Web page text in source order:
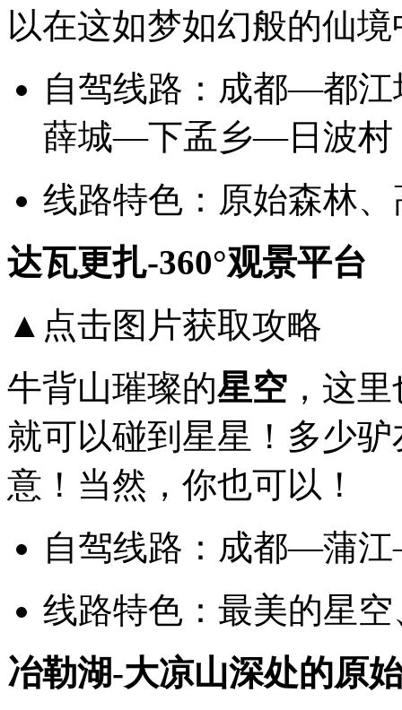
浪
了
吗？
能
点
拇
指
起
2-
天
出
游
攻
略，
条
喜
然
后
以在这如梦如幻般的仙
自驾线路：成都—都
薛城—下孟乡—日波村
线路特色：原始森林
达瓦更扎-360°观景平台
▲点击图片获取攻略
牛背山璀璨的星空 ，这
就可以碰到星星！多少
意！当然，你也可以！
自驾线路：成都—蒲
线路特色：最美的星
冶勒湖-大凉山深处的原